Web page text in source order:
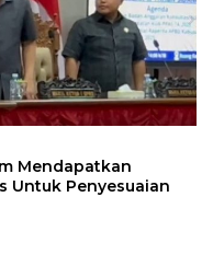
Mendapatkan
Untuk Penyesuaian